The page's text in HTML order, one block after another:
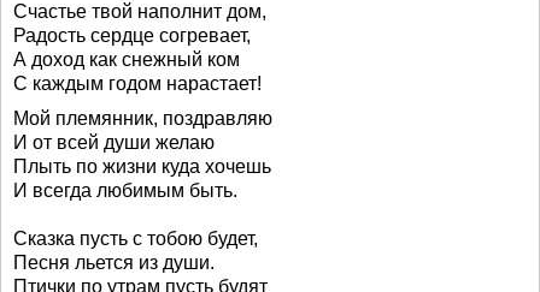
Счастье твой наполнит дом,
Радость сердце согревает,
А доход как снежный ком
С каждым годом нарастает!
Мой племянник, поздравляю
И от всей души желаю
Плыть по жизни куда хочешь
И всегда любимым быть.
Сказка пусть с тобою будет,
Песня льется из души.
Птички по утрам пусть будят